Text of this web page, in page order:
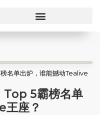
名单出炉，谁能撼动Tealive
Top 5霸榜名单
王座？